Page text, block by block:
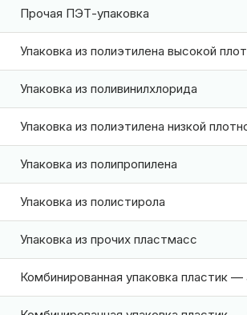
Прочая ПЭТ-упаковка
Упаковка из полиэтилена высокой
Упаковка из поливинилхлорида
Упаковка из полиэтилена низкой
Упаковка из полипропилена
Упаковка из полистирола
Упаковка из прочих пластмасс
Комбинированная упаковка пластик